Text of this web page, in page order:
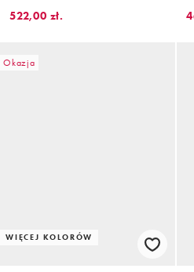
522,00 zł.
Okazja
WIĘCEJ KOLORÓW